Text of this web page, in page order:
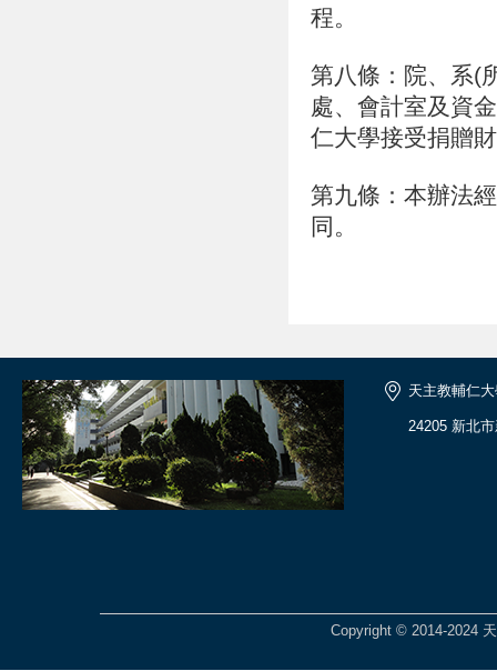
程。
第八條：院、系(
處、會計室及資
仁大學接受捐贈
第九條：本辦法
同。
天主教輔仁
24205 新北
Copyright © 2014-2024